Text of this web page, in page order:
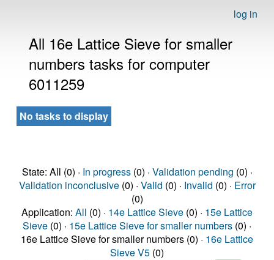
log in
All 16e Lattice Sieve for smaller
numbers tasks for computer
6011259
No tasks to display
State: All (0) · In progress(0) · Validation pending (0) ·
Validation inconclusive(0) · Valid (0) · Invalid (0) · Error
(0)
Application: All (0) · 14e Lattice Sieve (0) · 15e Lattice
Sieve (0) · 15e Lattice Sieve for smaller numbers (0) ·
16e Lattice Sieve for smaller numbers (0) · 16e Lattice
Sieve V5 (0)